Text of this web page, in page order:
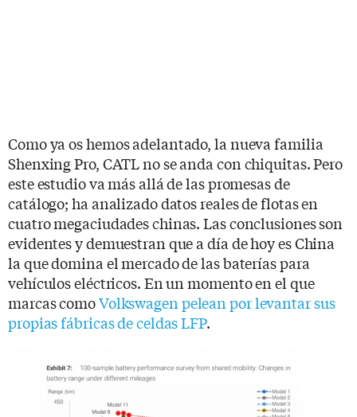
Como ya os hemos adelantado, la nueva familia
Shenxing Pro, CATL no se anda con chiquitas. Pero
este estudio va más allá de las promesas de
catálogo; ha analizado datos reales de flotas en
cuatro megaciudades chinas. Las conclusiones son
evidentes y demuestran que a día de hoy es China
la que domina el mercado de las baterías para
vehículos eléctricos. En un momento en el que
marcas comoVolkswagen pelean por levantar sus
propias fábricas de celdas LFP.